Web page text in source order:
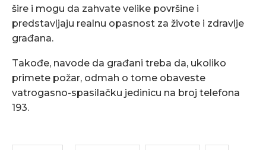
šire i mogu da zahvate velike površine i
predstavljaju realnu opasnost za živote i zdravlje
građana.
Takođe, navode da građani treba da, ukoliko
primete požar, odmah o tome obaveste
vatrogasno-spasilačku jedinicu na broj telefona
193.